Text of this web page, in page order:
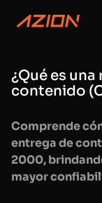
¿Qué es
contenido
Comprende
entrega de
2000,
mayor